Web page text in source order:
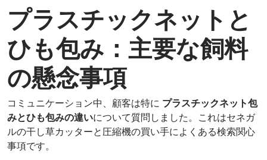
プラスチックネットと
ひも包み：主要な飼料
の懸念事項
コミュニケーション中、顧客は特に プラスチックネット包
みとひも包みの違いについて質問しました。これはセネガ
ルの干し草カッターと圧縮機の買い手によくある検索関心
事項です。